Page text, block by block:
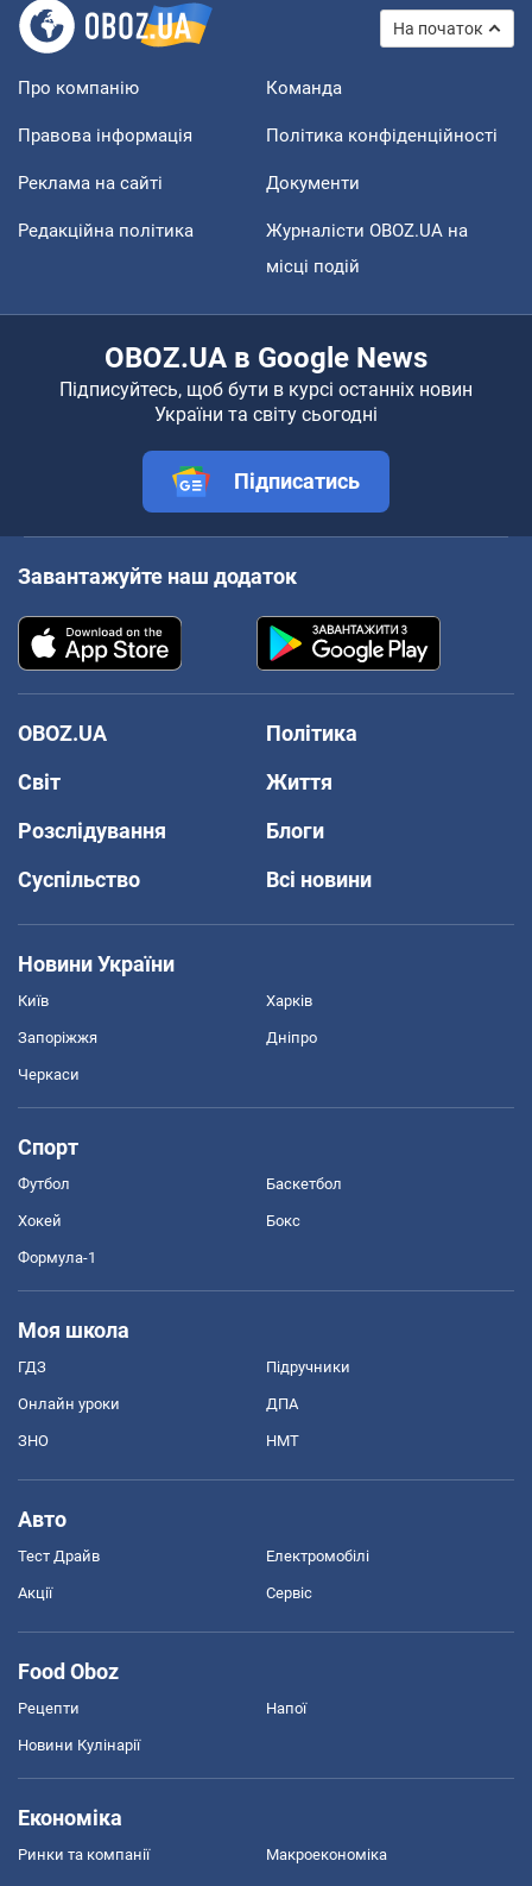
На початок
Про компанію Команда
Правова інформація Політика конфіденційності
Реклама на сайті Документи
Редакційна політика
Журналісти OBOZ.UA на
місці подій
OBOZ.UA в Google News
Підписуйтесь, щоб бути в курсі останніх новин
України та світу сьогодні
Підписатись
Завантажуйте наш додаток
OBOZ.UA
Політика
Світ
Життя
Розслідування
Блоги
Суспільство
Всі новини
Новини України
Київ Харків
Запоріжжя Дніпро
Черкаси
Спорт
Футбол Баскетбол
Хокей Бокс
Формула-1
Моя школа
ГДЗ Підручники
Онлайн уроки ДПА
ЗНО НМТ
Авто
Тест Драйв Електромобілі
Акції Сервіс
Food Oboz
Рецепти Напої
Новини Кулінарії
Економіка
Ринки та компанії Макроекономіка